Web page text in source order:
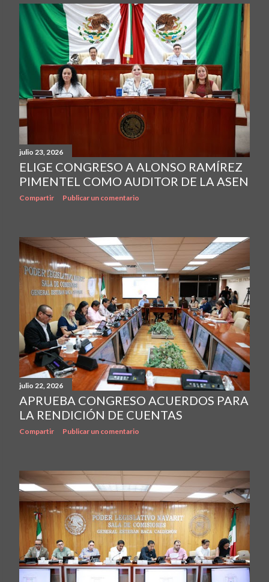
t
r
a
d
a
s
julio 23, 2026
ELIGE CONGRESO A ALONSO RAMÍREZ
PIMENTEL COMO AUDITOR DE LA ASEN
Compartir Publicar un comentario
julio 22, 2026
APRUEBA CONGRESO ACUERDOS PARA
LA RENDICIÓN DE CUENTAS
Compartir Publicar un comentario